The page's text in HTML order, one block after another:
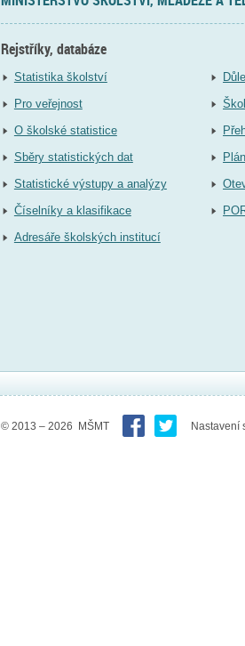
Rejstříky, databáze
Statistika školství
Pro veřejnost
O školské statistice
Sběry statistických dat
Statistické výstupy a analýzy
Číselníky a klasifikace
Adresáře školských institucí
© 2013 – 2026 MŠMT Nastavení